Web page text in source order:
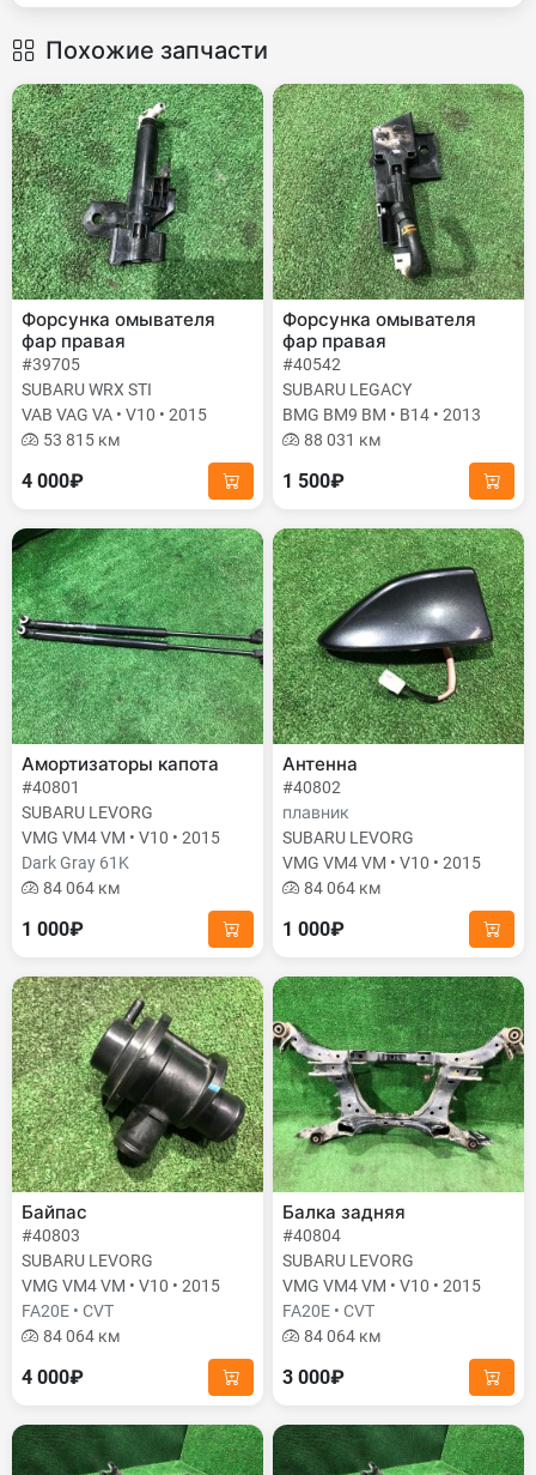
Похожие запчасти
Форсунка омывателя
фар правая
#39705
SUBARU WRX STI
VAB VAG VA • V10 • 2015
53 815 км
4 000₽
Форсунка омывателя
фар правая
#40542
SUBARU LEGACY
BMG BM9 BM • B14 • 2013
88 031 км
1 500₽
Амортизаторы капота
#40801
SUBARU LEVORG
VMG VM4 VM • V10 • 2015
Dark Gray 61K
84 064 км
1 000₽
Антенна
#40802
плавник
SUBARU LEVORG
VMG VM4 VM • V10 • 2015
84 064 км
1 000₽
Байпас
#40803
SUBARU LEVORG
VMG VM4 VM • V10 • 2015
FA20E • CVT
84 064 км
4 000₽
Балка задняя
#40804
SUBARU LEVORG
VMG VM4 VM • V10 • 2015
FA20E • CVT
84 064 км
3 000₽